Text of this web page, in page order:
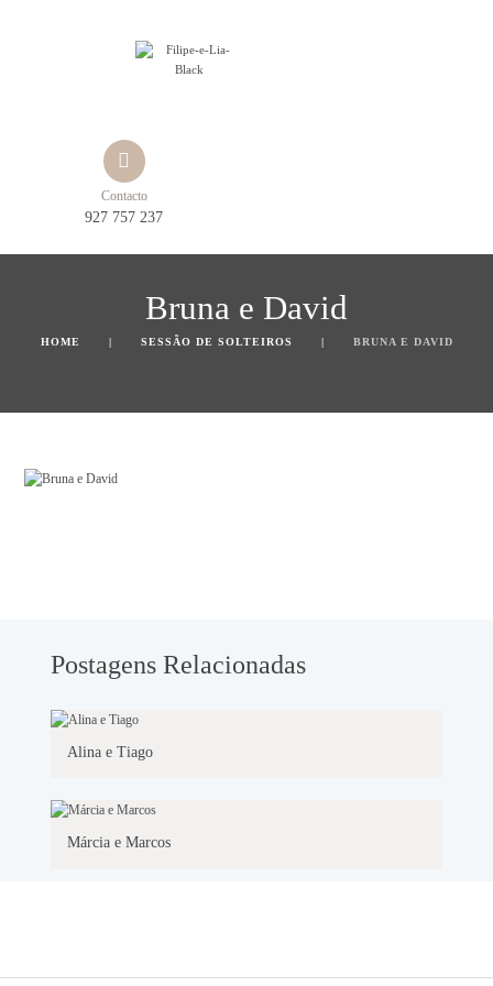
Contacto
927 757 237
Bruna e David
HOME SESSÃO DE SOLTEIROS BRUNA E DAVID
Postagens Relacionadas
Alina e Tiago
Márcia e Marcos